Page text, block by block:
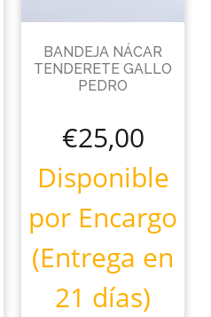
BANDEJA NÁCAR
TENDERETE GALLO
PEDRO
€25,00
Disponible
por Encargo
(Entrega en
21 días)